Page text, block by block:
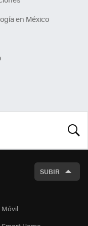
en México
SUBIR